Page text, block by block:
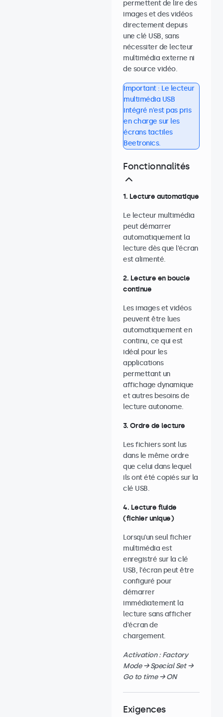
permettent de lire des
images et des vidéos
directement depuis
une clé USB, sans
nécessiter de lecteur
multimédia externe ni
de source vidéo.
Important : Le lecteur
multimédia USB
intégré n'est pas pris
en charge sur les
écrans tactiles
Beetronics.
Fonctionnalités
1. Lecture automatique
Le lecteur multimédia
peut démarrer
automatiquement la
lecture dès que l'écran
est alimenté.
2. Lecture en boucle
continue
Les images et vidéos
peuvent être lues
automatiquement en
continu, ce qui est
idéal pour les
applications
permettant un
affichage dynamique
et autres besoins de
lecture autonome.
3. Ordre de lecture
Les fichiers sont lus
dans le même ordre
que celui dans lequel
ils ont été copiés sur la
clé USB.
4. Lecture fluide
(fichier unique)
Lorsqu'un seul fichier
multimédia est
enregistré sur la clé
USB, l'écran peut être
configuré pour
démarrer
immédiatement la
lecture sans afficher
d'écran de
chargement.
Activation : Factory
Mode → Special Set →
Go to time → ON
Exigences